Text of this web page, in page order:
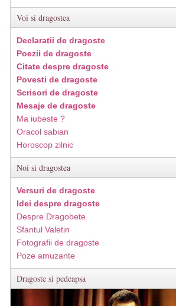
Voi si dragostea
Declaratii de dragoste
Poezii de dragoste
Citate despre dragoste
Povesti de dragoste
Scrisori de dragoste
Mesaje de dragoste
Ma iubeste ?
Oracol sabian
Horoscop zilnic
Noi si dragostea
Versuri de dragoste
Idei despre dragoste
Despre Dragobete
Sfantul Valetin
Fotografii de dragoste
Poze amuzante
Dragoste si pedeapsa